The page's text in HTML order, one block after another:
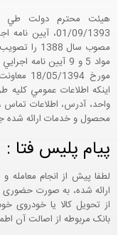
01/09/1393،
مصوب سال
مورخ
اينکه اطلاعات عمومي کليه
واحد، آدرس، اطلاعات تماس
محصول و خدمات ارائه شده
پیام پلیس فتا :
لطفا پیش از انجام
ارائه شده، به صورت
از تحویل کالا یا خودروی
بانک مربوطه از اصالت آن